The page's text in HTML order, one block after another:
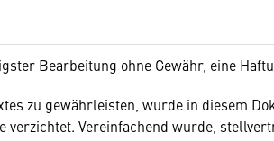
Bearbeitung ohne Gewähr, eine
zu gewährleisten, wurde in diesem
verzichtet. Vereinfachend wurde,